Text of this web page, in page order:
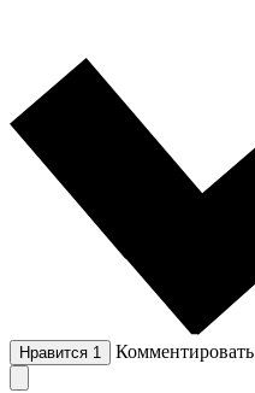
Нравится 1 Комментировать